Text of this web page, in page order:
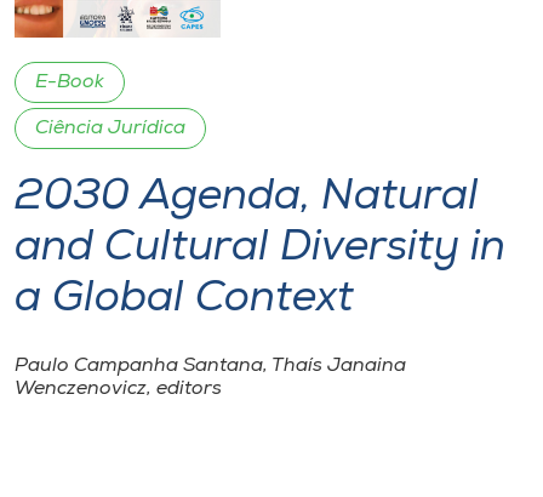
Cultura
CPA
Biblioteca
E-Book
Ciência Jurídica
2030 Agenda, Natural
and Cultural Diversity in
a Global Context
Paulo Campanha Santana, Thaís Janaina
Wenczenovicz, editors